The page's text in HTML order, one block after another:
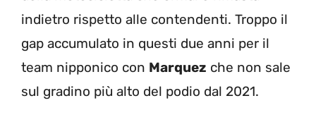
indietro rispetto alle contendenti. Troppo il
gap accumulato in questi due anni per il
team nipponico con Marquez che non sale
sul gradino più alto del podio dal 2021.